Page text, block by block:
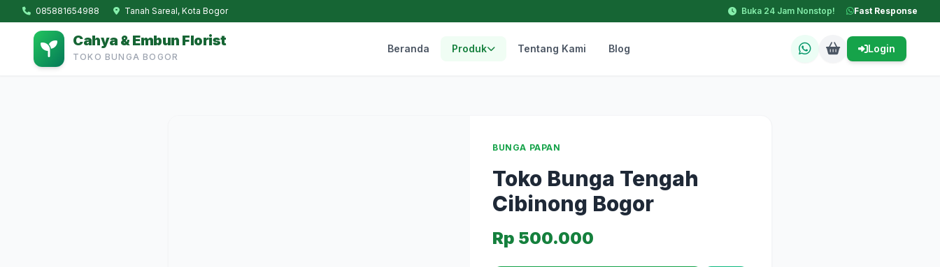
085881654988 Tanah Sareal, Kota Bogor Buka 24 Jam Nonstop! Fast Response
Cahya & Embun Florist
TOKO BUNGA BOGOR
Beranda Produk Tentang Kami Blog Login
BUNGA PAPAN
Toko Bunga Tengah
Cibinong Bogor
Rp 500.000